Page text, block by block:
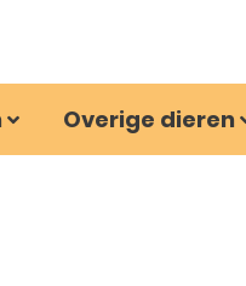
Overige dieren